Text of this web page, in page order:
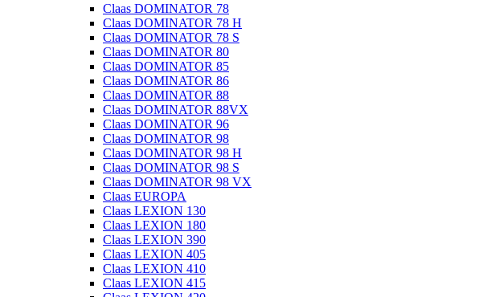
Claas DOMINATOR 78
Claas DOMINATOR 78 H
Claas DOMINATOR 78 S
Claas DOMINATOR 80
Claas DOMINATOR 85
Claas DOMINATOR 86
Claas DOMINATOR 88
Claas DOMINATOR 88VX
Claas DOMINATOR 96
Claas DOMINATOR 98
Claas DOMINATOR 98 H
Claas DOMINATOR 98 S
Claas DOMINATOR 98 VX
Claas EUROPA
Claas LEXION 130
Claas LEXION 180
Claas LEXION 390
Claas LEXION 405
Claas LEXION 410
Claas LEXION 415